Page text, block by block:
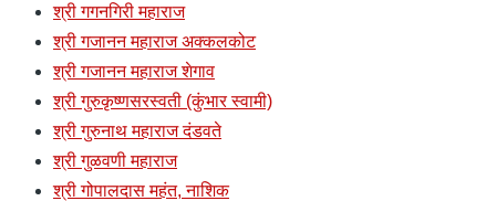
श्री गगनगिरी महाराज
श्री गजानन महाराज अक्कलकोट
श्री गजानन महाराज शेगाव
श्री गुरुकृष्णसरस्वती (कुंभार स्वामी)
श्री गुरुनाथ महाराज दंडवते
श्री गुळवणी महाराज
श्री गोपालदास महंत, नाशिक